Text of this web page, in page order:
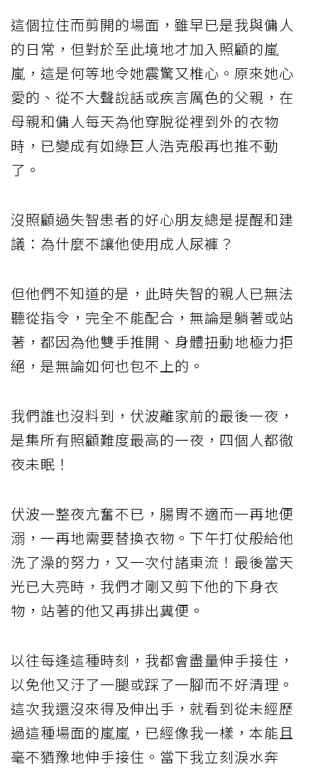
這個拉住而剪開的場面，雖早已是我與傭人
的日常，但對於至此境地才加入照顧的嵐
嵐，這是何等地令她震驚又椎心。原來她心
愛的、從不大聲說話或疾言厲色的父親，在
母親和傭人每天為他穿脫從裡到外的衣物
時，已變成有如綠巨人浩克般再也推不動
了。
沒照顧過失智患者的好心朋友總是提醒和建
議：為什麼不讓他使用成人尿褲？
但他們不知道的是，此時失智的親人已無法
聽從指令，完全不能配合，無論是躺著或站
著，都因為他雙手推開、身體扭動地極力拒
絕，是無論如何也包不上的。
我們誰也沒料到，伏波離家前的最後一夜，
是集所有照顧難度最高的一夜，四個人都徹
夜未眠！
伏波一整夜亢奮不已，腸胃不適而一再地便
溺，一再地需要替換衣物。下午打仗般給他
洗了澡的努力，又一次付諸東流！最後當天
光已大亮時，我們才剛又剪下他的下身衣
物，站著的他又再排出糞便。
以往每逢這種時刻，我都會盡量伸手接住，
以免他又汙了一腿或踩了一腳而不好清理。
這次我還沒來得及伸出手，就看到從未經歷
過這種場面的嵐嵐，已經像我一樣，本能且
毫不猶豫地伸手接住。當下我立刻淚水奔